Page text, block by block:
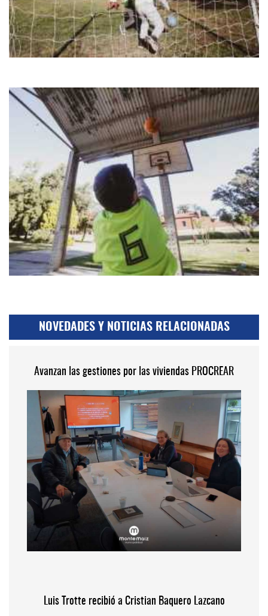
NOVEDADES Y NOTICIAS RELACIONADAS
Avanzan las gestiones por las viviendas PROCREAR
Luis Trotte recibió a Cristian Baquero Lazcano